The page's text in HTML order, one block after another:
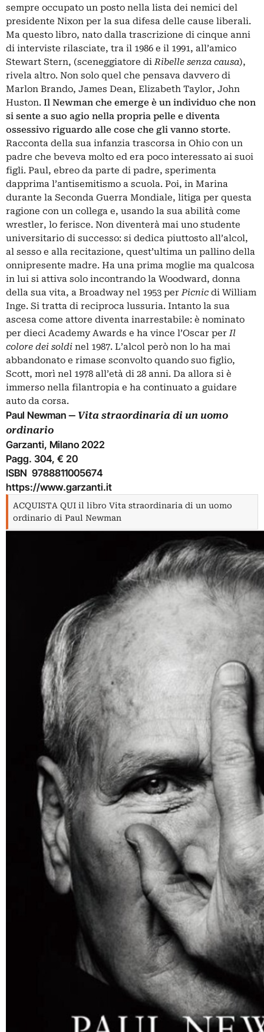
sempre occupato un posto nella lista dei nemici del
presidente Nixon per la sua difesa delle cause liberali.
Ma questo libro, nato dalla trascrizione di cinque anni
di interviste rilasciate, tra il 1986 e il 1991, all’amico
Stewart Stern, (sceneggiatore diRibelle senza causa),
rivela altro. Non solo quel che pensava davvero di
Marlon Brando, James Dean, Elizabeth Taylor, John
Huston. Il Newman che emerge è un individuo che non
si sente a suo agio nella propria pelle e diventa
ossessivo riguardo alle cose che gli vanno storte.
Racconta della sua infanzia trascorsa in Ohio con un
padre che beveva molto ed era poco interessato ai suoi
figli. Paul, ebreo da parte di padre, sperimenta
dapprima l’antisemitismo a scuola. Poi, in Marina
durante la Seconda Guerra Mondiale, litiga per questa
ragione con un collega e, usando la sua abilità come
wrestler, lo ferisce. Non diventerà mai uno studente
universitario di successo: si dedica piuttosto all’alcol,
al sesso e alla recitazione, quest’ultima un pallino della
onnipresente madre. Ha una prima moglie ma qualcosa
in lui si attiva solo incontrando la Woodward, donna
della sua vita, a Broadway nel 1953 perPicnic di William
Inge. Si tratta di reciproca lussuria. Intanto la sua
ascesa come attore diventa inarrestabile: è nominato
per dieci Academy Awards e ha vince l’Oscar perIl
colore dei soldi nel 1987. L’alcol però non lo ha mai
abbandonato e rimase sconvolto quando suo figlio,
Scott, morì nel 1978 all’età di 28 anni. Da allora si è
immerso nella filantropia e ha continuato a guidare
auto da corsa.
Paul Newman ‒ Vita straordinaria di un uomo
ordinario
Garzanti, Milano 2022
Pagg. 304, € 20
ISBN 9788811005674
https://www.garzanti.it
ACQUISTA QUI il libro Vita straordinaria di un uomo
ordinario di Paul Newman